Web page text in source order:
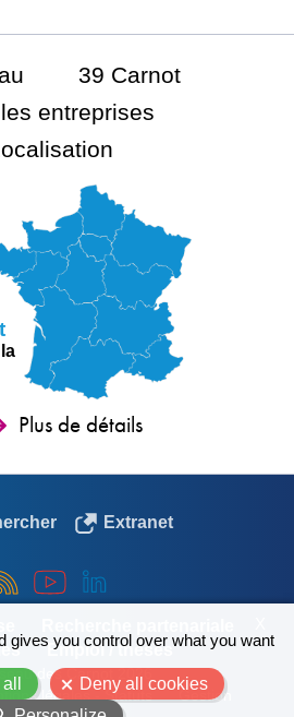
39 Carnot
entreprises
Plus de détails
Extranet
Emploi / thèses
des Carnot 2026
légales - Statuts Gestion
gives you control over what you want
Deny all cookies